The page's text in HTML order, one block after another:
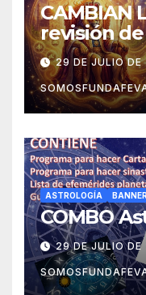
CAMBIAN
revisión
29 DE JULIO
ASTROLOGÍA
COMBO
29 DE JULIO DE